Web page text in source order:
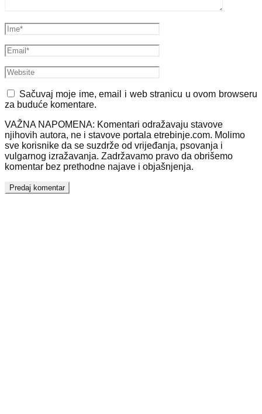
Sačuvaj moje ime, email i web stranicu u ovom browseru
za buduće komentare.
VAŽNA NAPOMENA: Komentari odražavaju stavove
njihovih autora, ne i stavove portala etrebinje.com. Molimo
sve korisnike da se suzdrže od vrijeđanja, psovanja i
vulgarnog izražavanja. Zadržavamo pravo da obrišemo
komentar bez prethodne najave i objašnjenja.